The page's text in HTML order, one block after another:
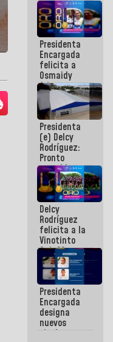
agenda
económica y
ejecución de
fondos de
emergencia
post-sismos
Presidenta
Encargada
felicita a
Osmaidy
Arias y
Giraly
Marcano por
hacer
historia en
los
Centroamericanos
Presidenta
(e) Delcy
Rodríguez:
Pronto
restableceremos
las
operaciones
en el
Aeropuerto
Internacional
de
Maiquetía
Delcy
Rodríguez
felicita a la
Vinotinto
Sub 20
campeona
frente
México Sub
23 en los
Centroamericanos
Presidenta
Encargada
designa
nuevos
titulares en